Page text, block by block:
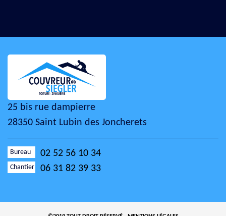
25 bis rue dampierre
28350 Saint Lubin des Joncherets
Bureau 02 52 56 10 34
Chantier 06 31 82 39 33